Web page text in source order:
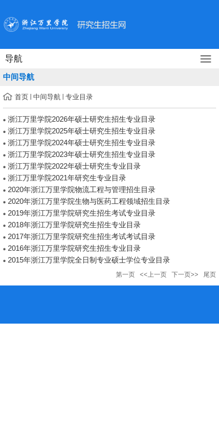
导航
中间导航
首页 中间导航 专业目录
浙江万里学院2026年硕士研究生招生专业目录
浙江万里学院2025年硕士研究生招生专业目录
浙江万里学院2024年硕士研究生招生专业目录
浙江万里学院2023年硕士研究生招生专业目录
浙江万里学院2022年硕士研究生专业目录
浙江万里学院2021年研究生专业目录
2020年浙江万里学院物流工程与管理招生目录
2020年浙江万里学院生物与医药工程领域招生目录
2019年浙江万里学院研究生招生考试专业目录
2018年浙江万里学院研究生招生专业目录
2017年浙江万里学院研究生招生考试考试目录
2016年浙江万里学院研究生招生专业目录
2015年浙江万里学院全日制专业硕士学位专业目录
第一页 <<上一页 下一页>> 尾页